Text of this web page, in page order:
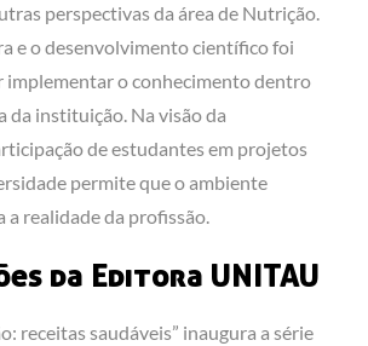
perspectivas da área de Nutrição.
e o desenvolvimento científico foi
implementar o conhecimento dentro
da instituição. Na visão da
de estudantes em projetos
permite que o ambiente
a realidade da profissão.
da Editora UNITAU
receitas saudáveis” inaugura a série